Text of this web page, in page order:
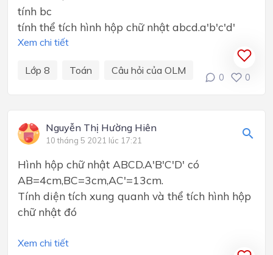
tính bc
tính thể tích hình hộp chữ nhật abcd.a'b'c'd'
Xem chi tiết
Lớp 8 Toán Câu hỏi của OLM
0 0
Nguyễn Thị Hường Hiên
10 tháng 5 2021 lúc 17:21
Hình hộp chữ nhật ABCD.A'B'C'D' có
AB=4cm,BC=3cm,AC'=13cm.
Tính diện tích xung quanh và thể tích hình hộp
chữ nhật đó
Xem chi tiết